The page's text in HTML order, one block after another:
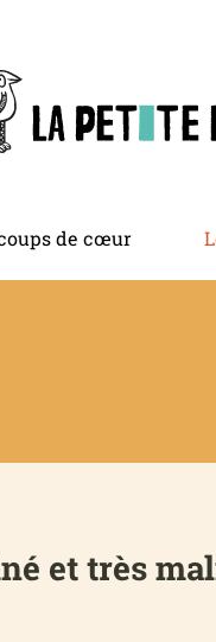
de cœur
et très